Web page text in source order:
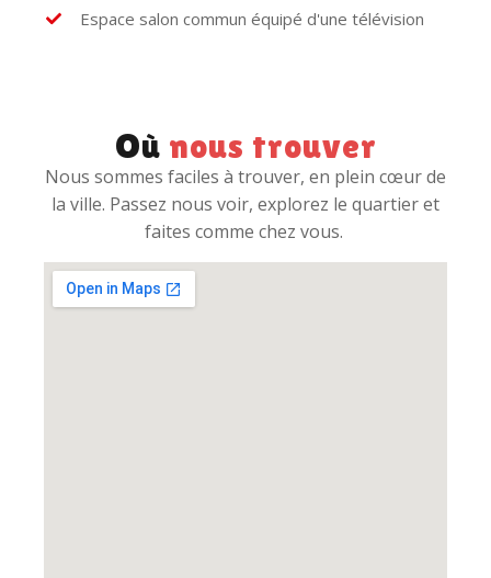
Espace salon commun équipé d'une télévision
Où nous trouver
Nous sommes faciles à trouver, en plein cœur de
la ville. Passez nous voir, explorez le quartier et
faites comme chez vous.